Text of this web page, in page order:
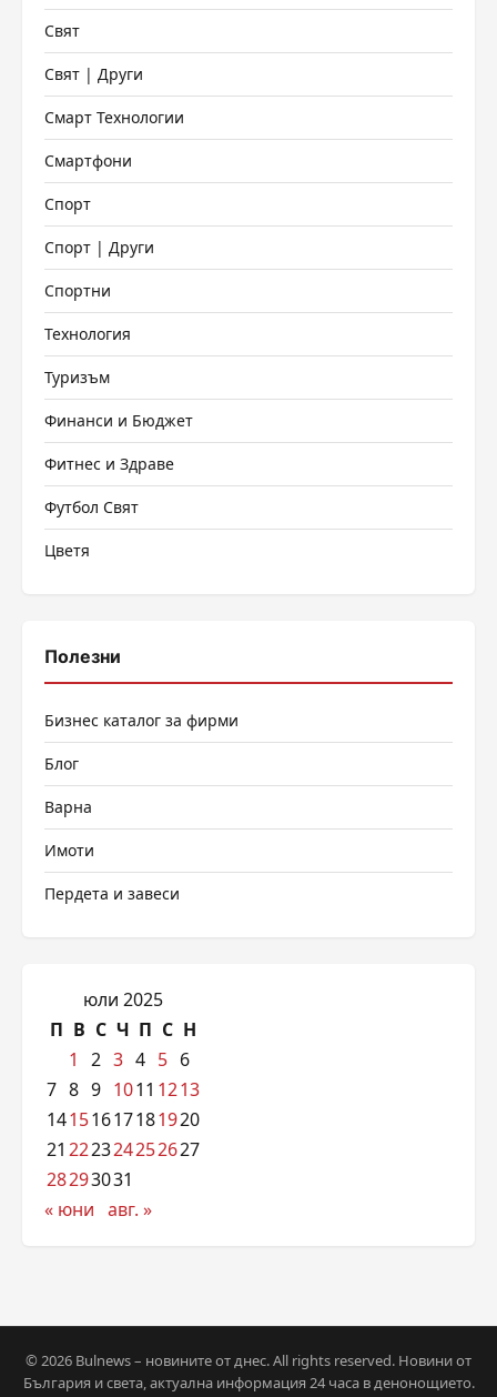
Свят
Свят | Други
Смарт Технологии
Смартфони
Спорт
Спорт | Други
Спортни
Технология
Туризъм
Финанси и Бюджет
Фитнес и Здраве
Футбол Свят
Цветя
Полезни
Бизнес каталог за фирми
Блог
Варна
Имоти
Пердета и завеси
юли 2025
П В С Ч П С Н
1
2 3 4 5 6
7 8 9 1011 1213
14151617181920
21 222324252627
28293031
« юни авг. »
© 2026 Bulnews – новините от днес. All rights reserved. Новини от
България и света, актуална информация 24 часа в денонощието.